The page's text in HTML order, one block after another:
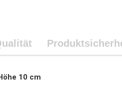
10 cm